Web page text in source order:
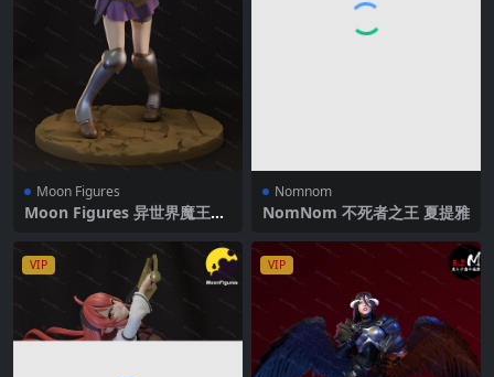
Moon Figures
Moon Figures 异世界魔王与
Nomnom
NomNom 不死者之王 夏提雅
VIP VIP